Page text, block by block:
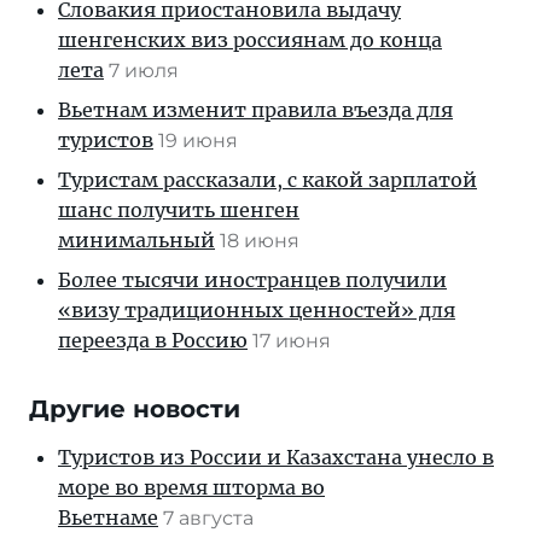
Словакия приостановила выдачу
шенгенских виз россиянам до конца
лета 7 июля
Вьетнам изменит правила въезда для
туристов 19 июня
Туристам рассказали, с какой зарплатой
шанс получить шенген
минимальный 18 июня
Более тысячи иностранцев получили
«визу традиционных ценностей» для
переезда в Россию 17 июня
Другие новости
Туристов из России и Казахстана унесло в
море во время шторма во
Вьетнаме 7 августа